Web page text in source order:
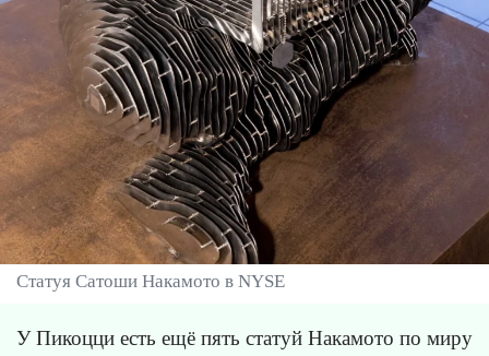
Статуя Сатоши Накамото в NYSE
У Пикоцци есть ещё пять статуй Накамото по миру